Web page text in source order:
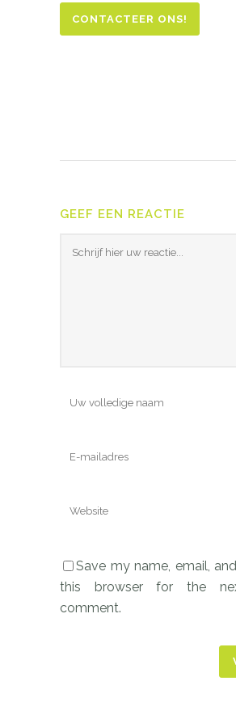
CONTACTEER ONS!
GEEF EEN REACTIE
Save my name, email,
this browser for the
comment.